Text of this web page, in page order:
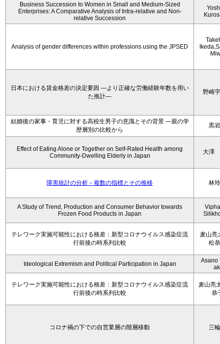
Business Succession to Women in Small and Medium-Sized
Enterprises: A Comparative Analysis of Intra-relative and Non-
relative Succession
Analysis of gender differences within professions using the JPSED
日本における賃金格差の決定要因 ―より正確な労働経験年数を用い
た推計―
野崎
結婚後の家事・育児に対する高校生男子の意識とその背景 ―親の学
歴層別の比較から
黒
Effect of Eating Alone or Together on Self-Rated Health among
Community-Dwelling Elderly in Japan
大澤
障害統計の分析－複数の指標とその推移 林
A Study of Trend, Production and Consumer Behavior towards
Frozen Food Products in Japan
テレワーク実施可能性における格差：新型コロナウイルス感染症流
行前後の時系列比較
麦山亮
松
Ideological Extremism and Political Participation in Japan
Asano
テレワーク実施可能性における格差：新型コロナウイルス感染症流
行前後の時系列比較
麦山亮
恭
コロナ禍の下での自営業層の階層移動 三